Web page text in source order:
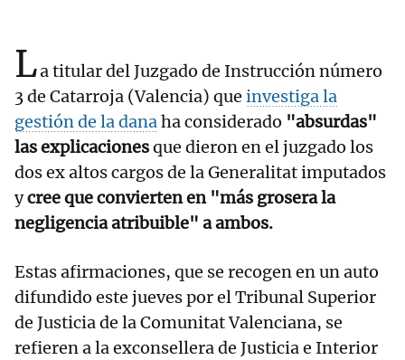
La titular del Juzgado de Instrucción número
3 de Catarroja (Valencia) que investiga la
gestión de la danaha considerado "absurdas"
las explicacionesque dieron en el juzgado los
dos ex altos cargos de la Generalitat imputados
ycree que convierten en "más grosera la
negligencia atribuible" a ambos.
Estas afirmaciones, que se recogen en un auto
difundido este jueves por el Tribunal Superior
de Justicia de la Comunitat Valenciana, se
refieren a la exconsellera de Justicia e Interior